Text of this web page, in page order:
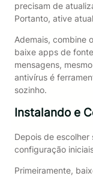
precisam de
Portanto, ative
Ademais, combine
baixe apps de
mensagens,
antivírus é
sozinho.
Instalando e
Depois de
configuração
Primeiramente,